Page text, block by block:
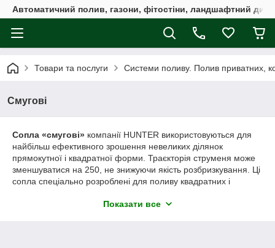
Автоматичний полив, газони, фітостіни, ландшафтний
Товари та послуги Системи поливу. Полив приватних,
Смугові
Сопла «смугові» компанії HUNTER використовуються для
найбільш ефективного зрошення невеликих ділянок
прямокутної і квадратної форми. Траєкторія струменя може
зменшуватися на 250, не знижуючи якість розбризкування. Ці
сопла спеціально розроблені для поливу квадратних і
сектором поливу 900 для площі покриття 1,5 м. * 4,5 м., з
Показати все